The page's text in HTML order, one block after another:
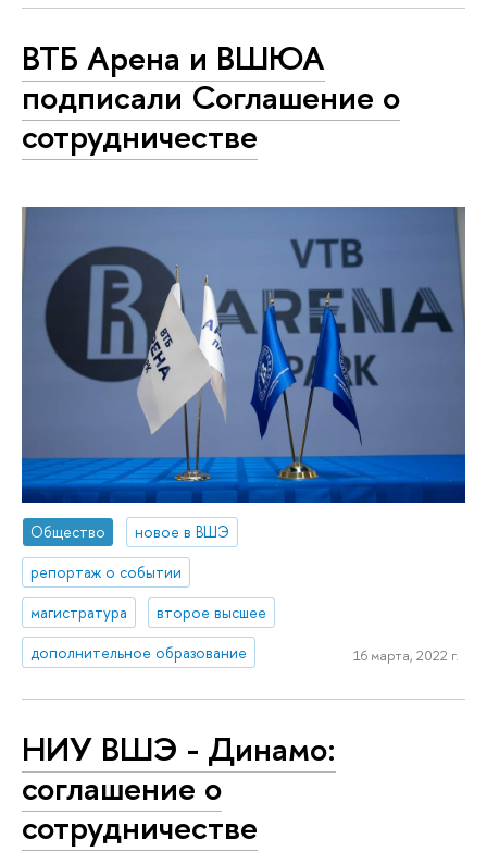
ВТБ Арена и ВШЮА
подписали Соглашение о
сотрудничестве
Общество
новое в ВШЭ
репортаж о событии
магистратура
второе высшее
дополнительное образование
16 марта, 2022 г.
НИУ ВШЭ - Динамо:
соглашение о
сотрудничестве